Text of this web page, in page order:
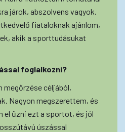
járok, abszolvens vagyok.
fiataloknak ajánlom,
akik a sporttudásukat
foglalkozni?
megőrzése céljából,
Nagyon megszerettem, és
el űzni ezt a sportot, és jól
úszással